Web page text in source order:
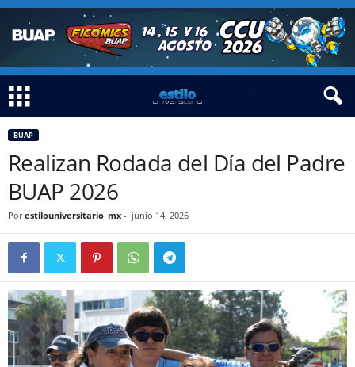
BUAP
Realizan Rodada del Día del Padre
BUAP 2026
Por estilouniversitario_mx - junio 14, 2026